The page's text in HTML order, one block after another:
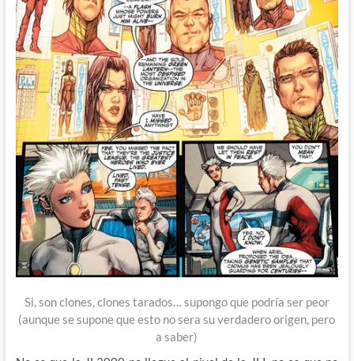
Si, son clones, clones tarados… supongo que podría ser peor
(aunque se supone que esto no sera su verdadero origen, pero
a saber)